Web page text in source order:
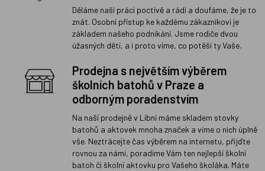
Děláme naši práci poctivě a rádi a doufáme, že je to
znát. Osobní přístup ke každému zákazníkovi je
základem našeho podnikání. Jsme rodiče dvou
úžasných dětí, a i proto víme, co potěší ty Vaše.
Prodejna s největším výběrem
školních batohů v Praze a
odborným poradenstvím
Na naší prodejně v Libni máme skladem stovky
batohů a aktovek mnoha značek a víme o nich úplně
vše. Neztrácejte čas výběrem na internetu, přijďte
rovnou za námi, poradíme Vám ten nejlepší školní
batoh či školní aktovku pro Vašeho školáka. Máte